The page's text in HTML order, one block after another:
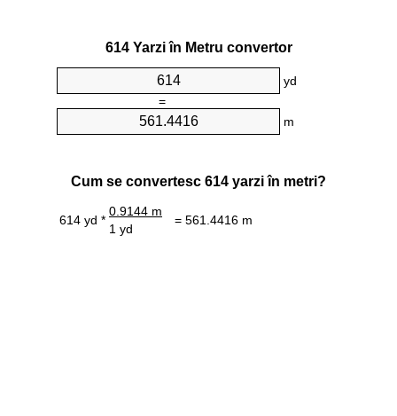
614 Yarzi în Metru convertor
yd
=
m
Cum se convertesc 614 yarzi în metri?
614 yd *
0.9144 m
= 561.4416 m
1 yd